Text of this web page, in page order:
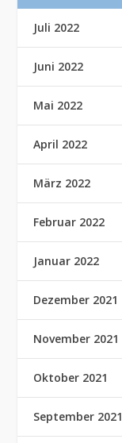
Juli 2022
Juni 2022
Mai 2022
April 2022
März 2022
Februar 2022
Januar 2022
Dezember 2021
November 2021
Oktober 2021
September 2021